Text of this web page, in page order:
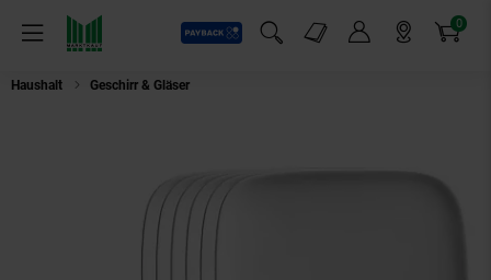
Menü
Payback
Suchfeld einblenden
Markt-Angebote 0
Artikel
Haushalt Geschirr & Gläser